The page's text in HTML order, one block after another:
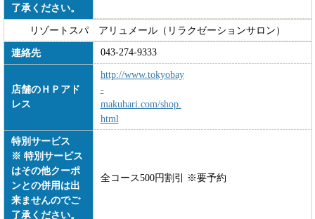
了承ください。
リゾートスパ アリュメール（リラクゼーションサロン）
連絡先
043-274-9333
店舗のＨＰアド
レス
http://www.tokyobay
-
makuhari.com/shop.
html
特別サービス
※ 特別サービス
はその他クーポ
ンとの併用は出
来ませんのでご
了承ください。
全コース500円割引 ※要予約